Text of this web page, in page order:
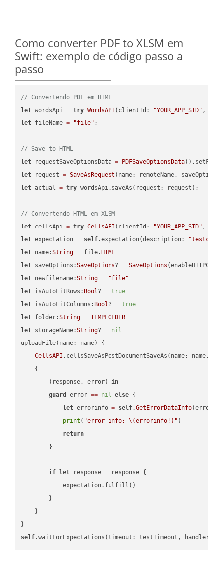
Como converter PDF to XLSM em
Swift: exemplo de código passo a
passo
// Convertendo PDF em HTML
let wordsApi = try WordsAPI (clientId: "YOUR_APP_SID" ,
let fileName = "file" ;
// Save to HTML
let requestSaveOptionsData = PDFSaveOptionsData
let request = SaveAsRequest (name: remoteName,
let actual = try wordsApi.saveAs(request: request);
// Convertendo HTML em XLSM
let cellsApi = try CellsAPI (clientId: "YOUR_APP_SID" ,
let expectation = self.expectation(description:
let name:String = file. HTML
let saveOptions:SaveOptions? = SaveOptions
let newfilename:String =
"file"
let isAutoFitRows: Bool? = true
let isAutoFitColumns: Bool? = true
let folder:String = TEMPFOLDER
let storageName:String? = nil
uploadFile(name: name) {
CellsAPI .cellsSaveAsPostDocumentSaveAs(name:
    {
        (response, error)
in
guard
error == nil else {
let errorinfo = self.GetErrorDataInfo(error:
print ( "error info: \(errorinfo ! ) " )
return
        }
if let response = response {
            expectation.fulfill()
        }
    }
self.waitForExpectations(timeout: testTimeout, handler: